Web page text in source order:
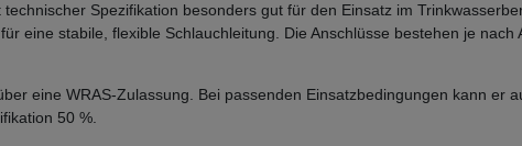
Spezifikation besonders gut für den Einsatz im
eine stabile, flexible Schlauchleitung. Die Anschlüsse bestehen je nach
eine WRAS-Zulassung. Bei passenden Einsatzbedingungen kann er
50 %.